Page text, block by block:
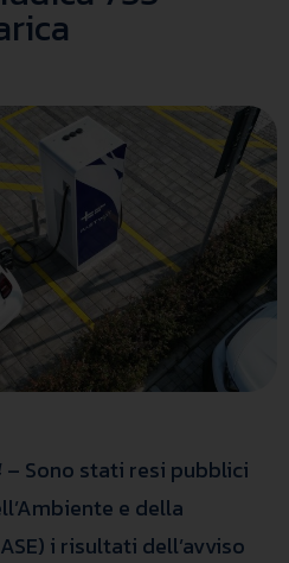
– Sono stati resi pubblici
e della
i risultati dell’avviso